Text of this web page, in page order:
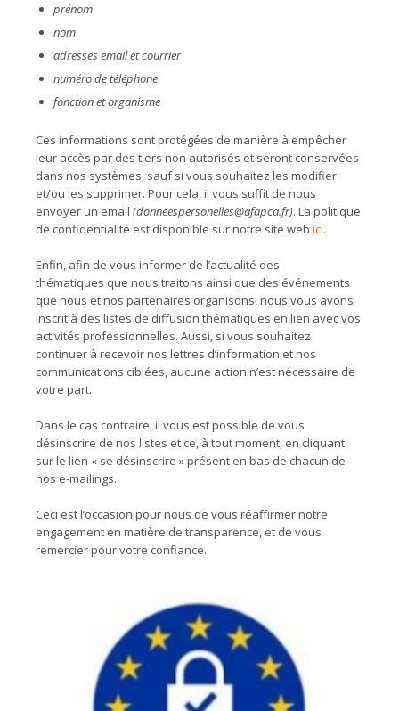
prénom
nom
adresses email et courrier
numéro de téléphone
fonction et organisme
Ces informations sont protégées de manière à empêcher
leur accès par des tiers non autorisés et seront conservées
dans nos systèmes, sauf si vous souhaitez les modifier
et/ou les supprimer. Pour cela, il vous suffit de nous
envoyer un email (donneespersonelles@afapca.fr). La politique
de confidentialité est disponible sur notre site web ici.
Enfin, afin de vous informer de l’actualité des
thématiques que nous traitons ainsi que des événements
que nous et nos partenaires organisons, nous vous avons
inscrit à des listes de diffusion thématiques en lien avec vos
activités professionnelles. Aussi, si vous souhaitez
continuer à recevoir nos lettres d’information et nos
communications ciblées, aucune action n’est nécessaire de
votre part.
Dans le cas contraire, il vous est possible de vous
désinscrire de nos listes et ce, à tout moment, en cliquant
sur le lien « se désinscrire » présent en bas de chacun de
nos e-mailings.
Ceci est l’occasion pour nous de vous réaffirmer notre
engagement en matière de transparence, et de vous
remercier pour votre confiance.